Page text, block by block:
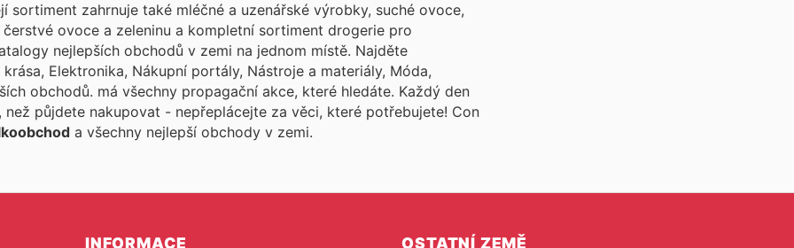
zahrnuje také mléčné a uzenářské výrobky, suché ovoce,
ovoce a zeleninu a kompletní sortiment drogerie pro
nejlepších obchodů v zemi na jednom místě. Najděte
Elektronika, Nákupní portály, Nástroje a materiály, Móda,
obchodů. má všechny propagační akce, které hledáte. Každý den
než půjdete nakupovat - nepřeplácejte za věci, které potřebujete! Con
a všechny nejlepší obchody v zemi.
INFORMACE OSTATNÍ ZEMĚ